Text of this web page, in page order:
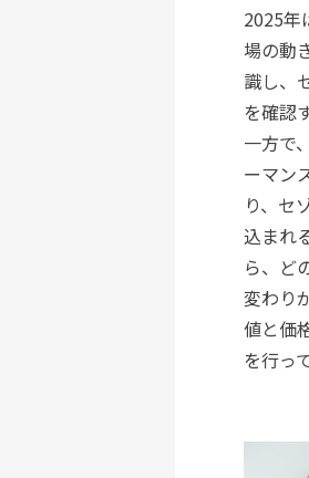
分自身
にはさ
街中で
持する
つけな
並べる
変化
日々の
必要な
その答
と残
2025年
場の動
識し、
を確認
一方で
ーマン
り、セ
込まれ
ら、ど
変わり
値と価
を行っ